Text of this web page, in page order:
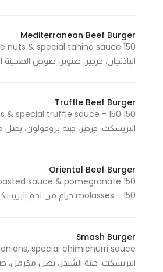
Mediterranean Beef Burger
الباذنجان، جرجير، صنوبر، صوص
Truffle Beef Burger
البريسكت، جرجير، جبنة بروفولون،
Oriental Beef Burger
sauce & pomegranate
molasses - 150 جرام من لحم البريسكت، رمان، جرجير، نعناع، صوص الجبنة البيضاء، صوص روستد، دبس الرمان
Smash Burger
البريسكت، جبنة الشيدر، بصل
Statistics
In order for
the
website's
functionality
based on
how the
Experience